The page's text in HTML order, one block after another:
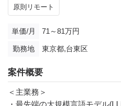
原則リモート
単価/月 71～81万円
勤務地 東京都,台東区
案件概要
＜主業務＞
・最先端の大規模言語モデル